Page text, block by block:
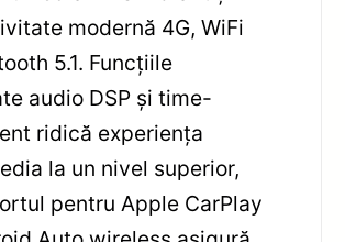
modernă 4G, WiFi
5.1. Funcțiile
audio DSP și time-
ridică experiența
la un nivel superior,
pentru Apple CarPlay